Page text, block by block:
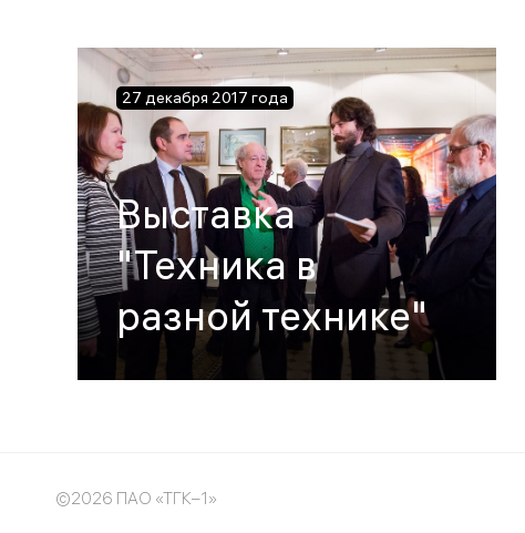
27 декабря 2017 года
Выставка
"Техника в
разной технике"
©2026 ПАО «ТГК–1»